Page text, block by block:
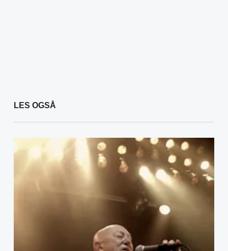
LES OGSÅ